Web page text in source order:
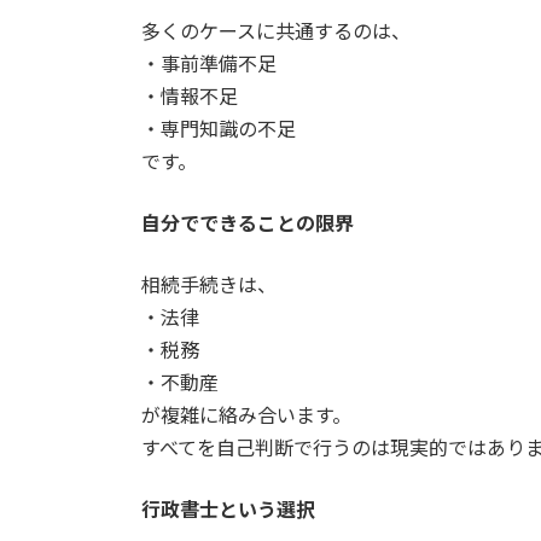
多くのケースに共通するのは、
・事前準備不足
・情報不足
・専門知識の不足
です。
自分でできることの限界
相続手続きは、
・法律
・税務
・不動産
が複雑に絡み合います。
すべてを自己判断で行うのは現実的ではあり
行政書士という選択